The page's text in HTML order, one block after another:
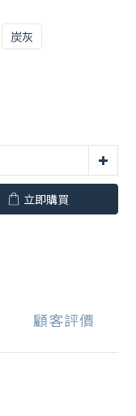
炭灰
立即購買
顧客評價